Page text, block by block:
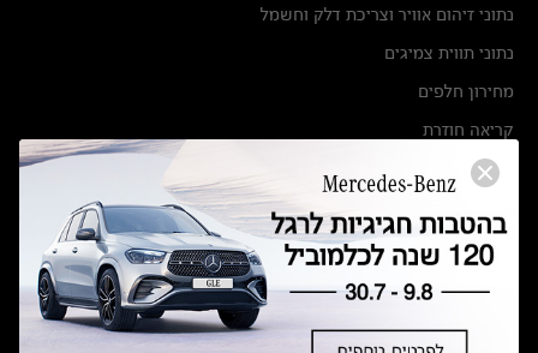
נתוני זיהום אוויר וצריכת דלק וחשמל
נתוני תווית צמיגים
מחירון חלפים
קריאה חוזרת
הודעה על הטבות לרכבי מרצדס בהסדר פשרה בתצ 56447-02-19
תקנון ימי מכירות 120 לכלמוביל